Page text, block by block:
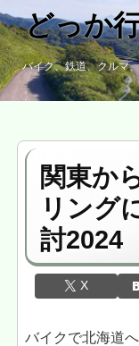
どっか
バイク、鉄道、クルマ
関東か
リング
討2024
X
バイクで北海道